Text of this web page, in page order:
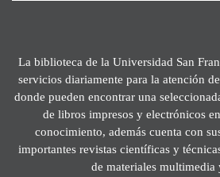
La biblioteca de la Universidad San
servicios diariamente para la atención
donde pueden encontrar una
de libros impresos y electrónicos
conocimiento, además cuenta con
importantes revistas científicas y
de materiales multimedia